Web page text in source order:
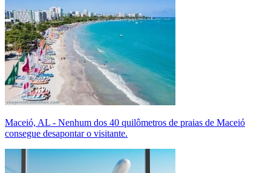
Maceió, AL - Nenhum dos 40 quilômetros de praias de Maceió
consegue desapontar o visitante.